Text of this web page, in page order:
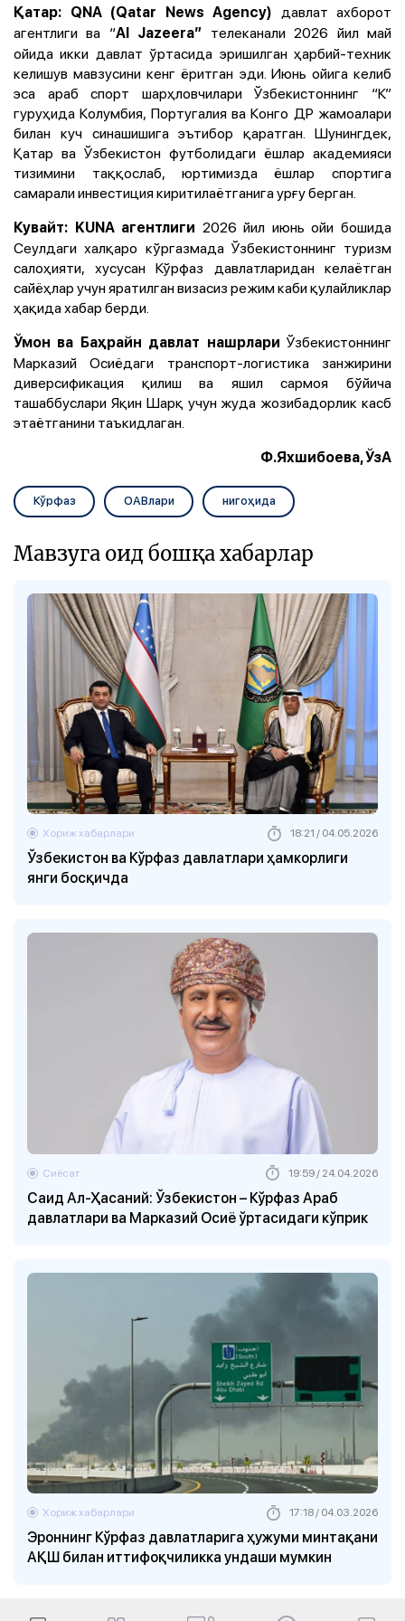
Қатар: QNA (Qatar News Agency) давлат ахборот
агентлиги ва “Al Jazeera” телеканали 2026 йил май
ойида икки давлат ўртасида эришилган ҳарбий-техник
келишув мавзусини кенг ёритган эди. Июнь ойига келиб
эса араб спорт шарҳловчилари Ўзбекистоннинг “К”
гуруҳида Колумбия, Португалия ва Конго ДР жамоалари
билан куч синашишига эътибор қаратган. Шунингдек,
Қатар ва Ўзбекистон футболидаги ёшлар академияси
тизимини таққослаб, юртимизда ёшлар спортига
самарали инвестиция киритилаётганига урғу берган.
Кувайт: KUNA агентлиги 2026 йил июнь ойи бошида
Сеулдаги халқаро кўргазмада Ўзбекистоннинг туризм
салоҳияти, хусусан Кўрфаз давлатларидан келаётган
сайёҳлар учун яратилган визасиз режим каби қулайликлар
ҳақида хабар берди.
Ўмон ва Баҳрайн давлат нашрлари Ўзбекистоннинг
Марказий Осиёдаги транспорт-логистика занжирини
диверсификация қилиш ва яшил сармоя бўйича
ташаббуслари Яқин Шарқ учун жуда жозибадорлик касб
этаётганини таъкидлаган.
Ф.Яхшибоева, ЎзА
Кўрфаз ОАВлари нигоҳида
Мавзуга оид бошқа хабарлар
Ўзбекистон ва Кўрфаз давлатлари ҳамкорлиги
янги босқичда
Хориж хабарлари 18:21 / 04.05.2026
Саид Ал-Ҳасаний: Ўзбекистон – Кўрфаз Араб
давлатлари ва Марказий Осиё ўртасидаги кўприк
Сиёсат 19:59 / 24.04.2026
Эроннинг Кўрфаз давлатларига ҳужуми минтақани
АҚШ билан иттифоқчиликка ундаши мумкин
Хориж хабарлари 17:18 / 04.03.2026